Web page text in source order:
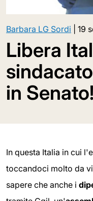
Barbara LG Sordi 19
Libera
in Senato!
In questa Italia in cui
toccandoci molto da
sapere che anche i